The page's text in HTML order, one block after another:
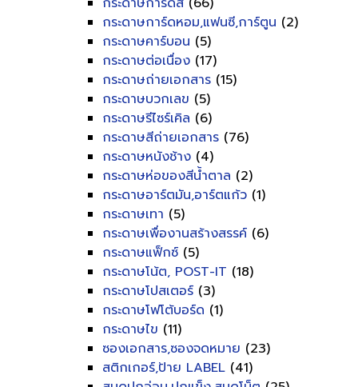
กระดาษการ์ดหอม,แฟนซี,การ์ตูน (2)
กระดาษคาร์บอน (5)
กระดาษต่อเนื่อง (17)
กระดาษถ่ายเอกสาร (15)
กระดาษบวกเลข (5)
กระดาษรีไซร์เคิล (6)
กระดาษสีถ่ายเอกสาร (76)
กระดาษหนังช้าง (4)
กระดาษห่อของสีน้ำตาล (2)
กระดาษอาร์ตมัน,อาร์ตแก้ว (1)
กระดาษเทา (5)
กระดาษเพื่องานสร้างสรรค์ (6)
กระดาษแฟ็กซ์ (5)
กระดาษโน้ต, POST-IT (18)
กระดาษโปสเตอร์ (3)
กระดาษโฟโต้บอร์ด (1)
กระดาษไข (11)
ซองเอกสาร,ซองจดหมาย (23)
สติกเกอร์,ป้าย LABEL (41)